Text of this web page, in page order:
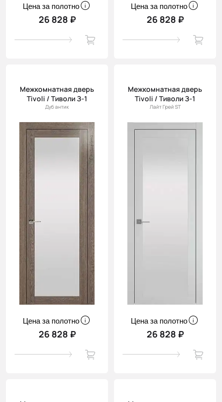
Цена за полотно
26 828 ₽
Цена за полотно
26 828 ₽
Межкомнатная дверь
Tivoli / Тиволи З-1
Дуб антик
Цена за полотно
26 828 ₽
Межкомнатная дверь
Tivoli / Тиволи З-1
Лайт Грей ST
Цена за полотно
26 828 ₽